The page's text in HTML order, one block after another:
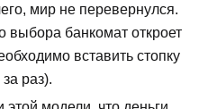
мир не перевернулся.
выбора банкомат откроет
вставить стопку
раз).